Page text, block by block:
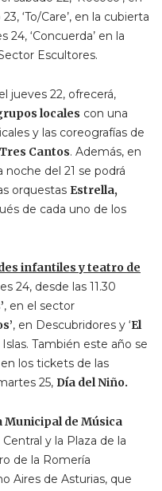
‘To/Care’, en la cubierta
‘Concuerda’ en la
Escultores.
jueves 22, ofrecerá,
locales con una
y las coreografías de
Cantos. Además, en
noche del 21 se podrá
orquestas Estrella,
de cada uno de los
infantiles y teatro de
24, desde las 11.30
, en el sector
, en Descubridores y ‘El
También este año se
los tickets de las
25, Día del Niño.
Municipal de Música
y la Plaza de la
de la Romería
Aires de Asturias, que